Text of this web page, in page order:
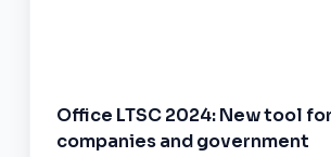
Office LTSC 2024: New tool for
companies and government